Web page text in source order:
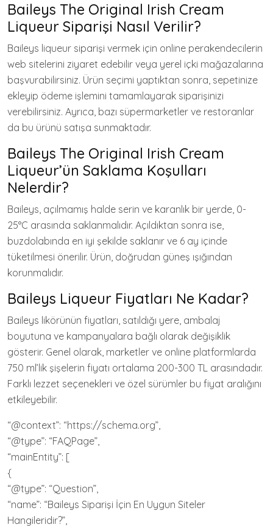
Baileys The Original Irish Cream
Liqueur Siparişi Nasıl Verilir?
Baileys liqueur siparişi vermek için online perakendecilerin
web sitelerini ziyaret edebilir veya yerel içki mağazalarına
başvurabilirsiniz. Ürün seçimi yaptıktan sonra, sepetinize
ekleyip ödeme işlemini tamamlayarak siparişinizi
verebilirsiniz. Ayrıca, bazı süpermarketler ve restoranlar
da bu ürünü satışa sunmaktadır.
Baileys The Original Irish Cream
Liqueur’ün Saklama Koşulları
Nelerdir?
Baileys, açılmamış halde serin ve karanlık bir yerde, 0-
25°C arasında saklanmalıdır. Açıldıktan sonra ise,
buzdolabında en iyi şekilde saklanır ve 6 ay içinde
tüketilmesi önerilir. Ürün, doğrudan güneş ışığından
korunmalıdır.
Baileys Liqueur Fiyatları Ne Kadar?
Baileys likörünün fiyatları, satıldığı yere, ambalaj
boyutuna ve kampanyalara bağlı olarak değişiklik
gösterir. Genel olarak, marketler ve online platformlarda
750 ml’lik şişelerin fiyatı ortalama 200-300 TL arasındadır.
Farklı lezzet seçenekleri ve özel sürümler bu fiyat aralığını
etkileyebilir.
“@context”: “https://schema.org”,
“@type”: “FAQPage”,
“mainEntity”: [
{
“@type”: “Question”,
“name”: “Baileys Siparişi İçin En Uygun Siteler
Hangileridir?”,